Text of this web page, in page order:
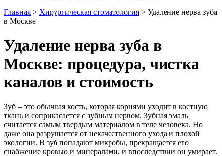
Главная > Хирургическая стоматология > Удаление нерва зуба
в Москве
Удаление нерва зуба в
Москве: процедура, чистка
каналов и стоимость
Зуб – это обычная кость, которая корнями уходит в костную
ткань и соприкасается с зубным нервом. Зубная эмаль
считается самым твердым материалом в теле человека. Но
даже она разрушается от некачественного ухода и плохой
экологии. В зуб попадают микробы, прекращается его
снабжение кровью и минералами, и впоследствии он умирает.